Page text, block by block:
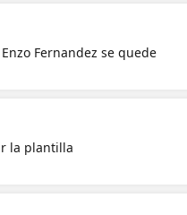
Fernandez se quede
la plantilla